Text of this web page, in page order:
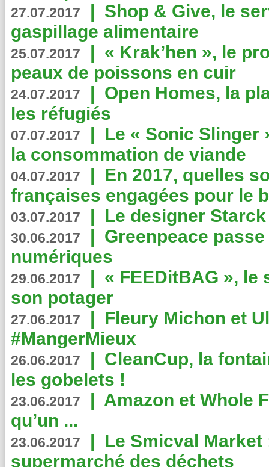
27.07.2017 | Shop & Give, le
gaspillage alimentaire
25.07.2017 | « Krak’hen », le
peaux de poissons en cuir
24.07.2017 | Open Homes, la
les réfugiés
07.07.2017 | Le « Sonic Slinger
la consommation de viande
04.07.2017 | En 2017, quelles
françaises engagées pour le
03.07.2017 | Le designer
30.06.2017 | Greenpeace
numériques
29.06.2017 | « FEEDitBAG », le
son potager
27.06.2017 | Fleury Michon et
#MangerMieux
26.06.2017 | CleanCup, la
les gobelets !
23.06.2017 | Amazon et Whole
qu’un ...
23.06.2017 | Le Smicval
supermarché des déchets